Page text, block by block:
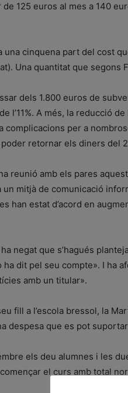
125 euros al mes a 140
una cinquena part del cost
Una quantitat que segons
dels 1.800 euros de
l’11%. A més, la reducció
complicacions per a
retornar els diners del
reunió amb els pares
mitjà de comunicació
han estat d’acord en
negat que s’hagués
ha dit pel seu compte». I ha
amb un titular».
fill a l’escola bressol, la
despesa que es pot
els deu alumnes i les
el curs amb total